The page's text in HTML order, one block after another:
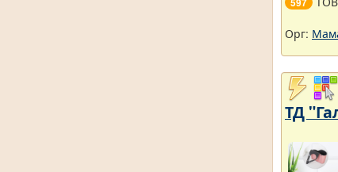
Орг:
ТД